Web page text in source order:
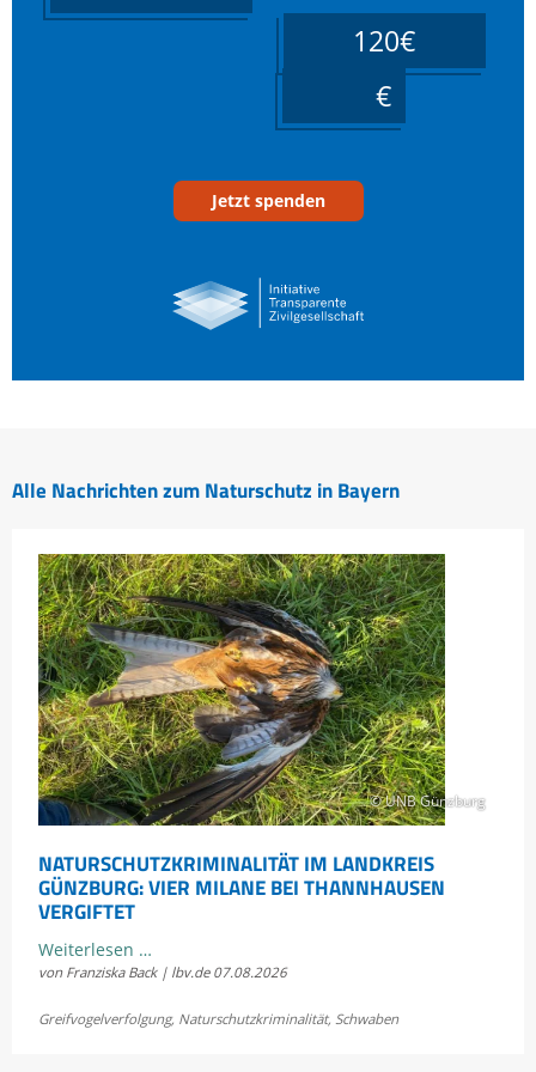
120€
Jetzt spenden
Alle Nachrichten zum Naturschutz in Bayern
© UNB Günzburg
NATURSCHUTZKRIMINALITÄT IM LANDKREIS
GÜNZBURG: VIER MILANE BEI THANNHAUSEN
VERGIFTET
Weiterlesen …
im
Günzburg:
von Franziska Back | lbv.de 07.08.2026
Greifvogelverfolgung, Naturschutzkriminalität, Schwaben